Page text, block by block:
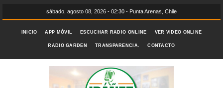
sábado, agosto 08, 2026 - 02:30 - Punta Arenas, Chile
INICIO APP MÓVIL ESCUCHAR RADIO ONLINE VER VIDEO ONLINE
RADIO GARDEN TRANSPARENCIA. CONTACTO